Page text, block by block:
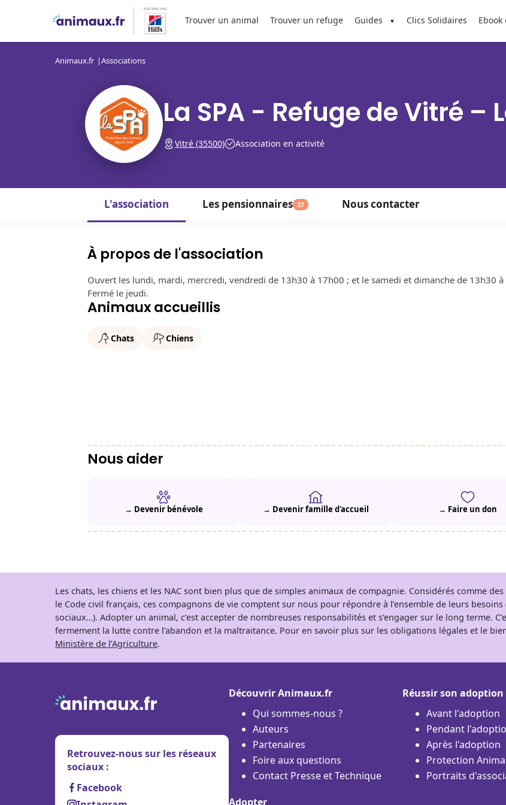
Trouver un animal Trouver un refuge Guides Clics Solidaires
Animaux.fr Associations
La SPA - Refuge de Vitré –
Vitré (35500) Association en activité
L'association Les pensionnaires 37 Nous contacter
À propos de l'association
Ouvert les lundi, mardi, mercredi, vendredi de 13h30 à 17h00 ; et le samedi et dimanche de 13h30
Fermé le jeudi.
Animaux accueillis
Chats Chiens
Nous aider
→ Devenir bénévole → Devenir famille d'accueil → Faire un don
Les chats, les chiens et les NAC sont bien plus que de simples animaux de compagnie. Considérés comme
le Code civil français, ces compagnons de vie comptent sur nous pour répondre à l’ensemble de leurs
sociaux…). Adopter un animal, c’est accepter de nombreuses responsabilités et s’engager sur le long terme.
fermement la lutte contre l’abandon et la maltraitance. Pour en savoir plus sur les obligations légales et le
Ministère de l’Agriculture.
Retrouvez-nous sur les réseaux
sociaux :
Facebook
Découvrir Animaux.fr
Qui sommes-nous ?
Auteurs
Partenaires
Foire aux questions
Contact Presse et Technique
Adopter
Réussir son adoption
Avant l'adoption
Pendant
Après l'adoption
Protection
Portraits